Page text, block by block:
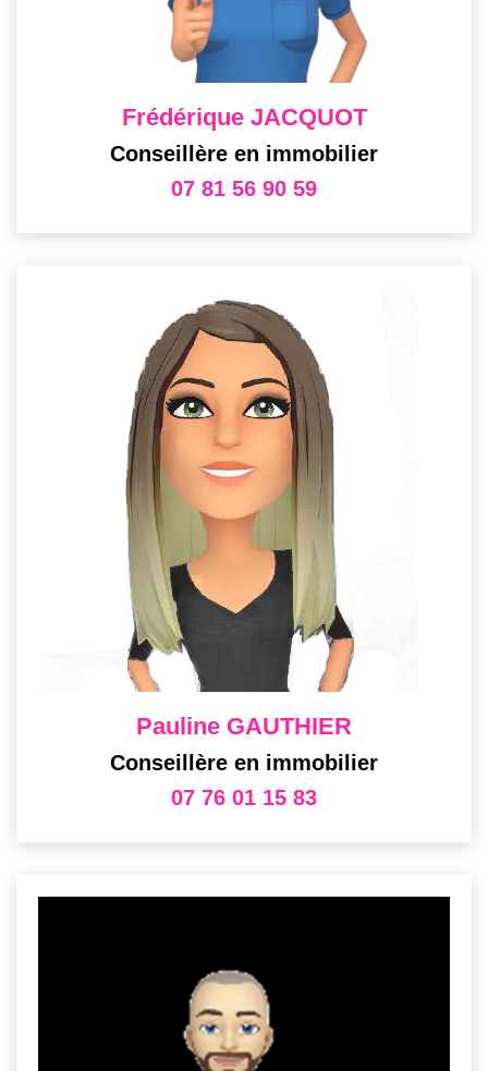
Frédérique JACQUOT
Conseillère en immobilier
07 81 56 90 59
Pauline GAUTHIER
Conseillère en immobilier
07 76 01 15 83